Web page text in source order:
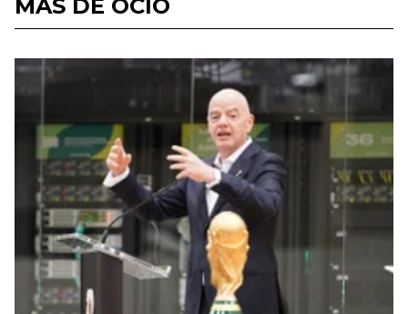
MÁS DE OCIO